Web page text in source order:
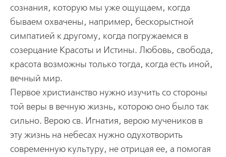
сознания, которую мы уже ощущаем, когда
бываем охвачены, например, бескорыстной
симпатией к другому, когда погружаемся в
созерцание Красоты и Истины. Любовь, свобода,
красота возможны только тогда, когда есть иной,
вечный мир.
Первое христианство нужно изучить со стороны
той веры в вечную жизнь, которою оно было так
сильно. Верою св. Игнатия, верою мучеников в
эту жизнь на небесах нужно одухотворить
современную культуру, не отрицая ее, а помогая